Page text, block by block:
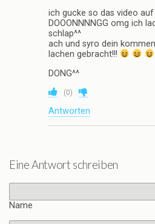
ich gucke so das video
DOOONNNNGG omg ich
schlap^^
ach und syro dein
lachen gebracht!!!
DONG^^
(0)
Antworten
Eine Antwort schreiben
Name